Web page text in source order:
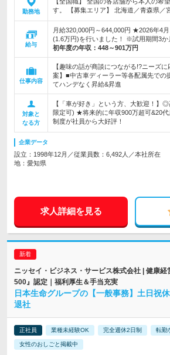
勤務地
す。 【募集エリア】 北海道／青森県／
給与
月給320,000円～644,000円 ★2026年4
(1.6万円)を行いました！ ※試用期間3か
初年度の年収： 448～901万円
仕事内容
【趣味の話が商談につながる!?ニーズ
案】■中古車ディーラー等各配属先での
てハンデなく昇給&昇進
対象と
なる方
【「車が好き」という方、大歓迎！】
限定可) ★将来的に年収900万超可&20
制度が社員から大好評！
企業データ
設立：1998年12月／従業員数：6,492人／本社所在
地：愛知県
求人詳細を見る
ニッセイ・ビジネス・サービス株式会社 | 健康経
500』認定｜福利厚生＆手当充実
日本生命グループの【一般事務】土日祝
退社
正社員 業種未経験OK 完全週休2日制 転勤
女性のおしごと掲載中